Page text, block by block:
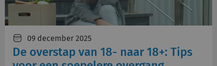
09 december 2025
De overstap van 18- naar 18+: Tips